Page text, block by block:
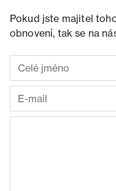
Pokud jste majitel
obnovení, tak se na